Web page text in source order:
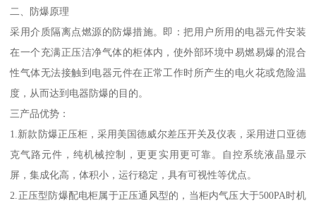
二、防爆原理
采用介质隔离点燃源的防爆措施。即：把用户所用的电器元件安装
在一个充满正压洁净气体的柜体内，使外部环境中易燃易爆的混合
性气体无法接触到电器元件在正常工作时所产生的电火花或危险温
度，从而达到电器防爆的目的。
三产品优势：
1.新款防爆正压柜，采用美国德威尔差压开关及仪表，采用进口亚德
克气路元件，纯机械控制，更更实用更可靠。自控系统液晶显示
屏，集成化高，体积小，运行稳定，具有可视性等优点。
2.正压型防爆配电柜属于正压通风型的，当柜内气压大于500PA时机